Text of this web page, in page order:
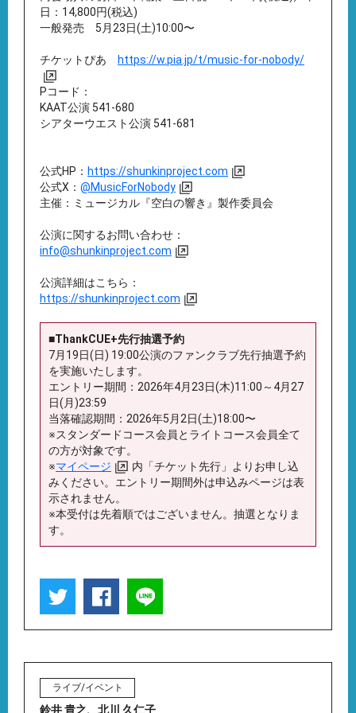
日：14,800円(税込)
一般発売 5月23日(土)10:00〜
チケットぴあ https://w.pia.jp/t/music-for-nobody/
Pコード：
KAAT公演 541-680
シアターウエスト公演 541-681
公式HP： https://shunkinproject.com
公式X： @MusicForNobody
主催：ミュージカル『空白の響き』製作委員会
公演に関するお問い合わせ：
info@shunkinproject.com
公演詳細はこちら：
https://shunkinproject.com
■ThankCUE+先行抽選予約
7月19日(日) 19:00公演のファンクラブ先行抽選予約
を実施いたします。
エントリー期間：2026年4月23日(木)11:00～4月27
日(月)23:59
当落確認期間：2026年5月2日(土)18:00〜
※スタンダードコース会員とライトコース会員全て
の方が対象です。
※マイページ
内「チケット先行」よりお申し込
みください。エントリー期間外は申込みページは表
示されません。
※本受付は先着順ではございません。抽選となりま
す。
ライブ/イベント
鈴井 貴之、 北川 久仁子